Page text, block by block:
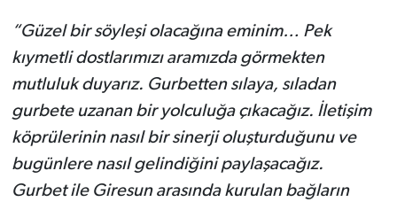
“Güzel bir söyleşi olacağına eminim… Pek
kıymetli dostlarımızı aramızda görmekten
mutluluk duyarız. Gurbetten sılaya, sıladan
gurbete uzanan bir yolculuğa çıkacağız. İletişim
köprülerinin nasıl bir sinerji oluşturduğunu ve
bugünlere nasıl gelindiğini paylaşacağız.
Gurbet ile Giresun arasında kurulan bağların